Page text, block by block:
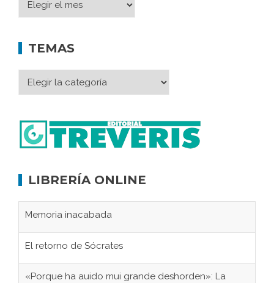
TEMAS
LIBRERÍA ONLINE
Memoria inacabada
El retorno de Sócrates
«Porque ha auido mui grande deshorden»: La